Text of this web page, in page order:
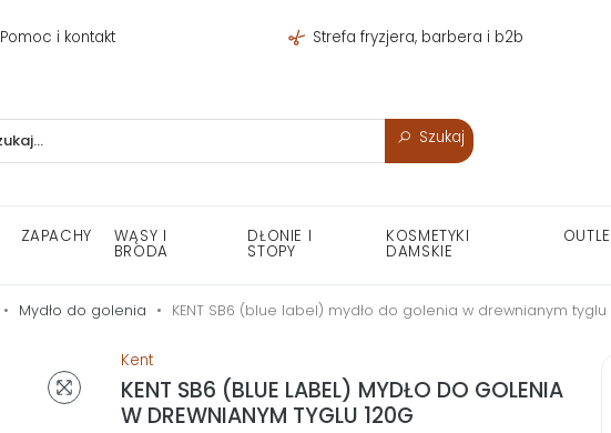
Pomoc i kontakt Strefa fryzjera, barbera i b2b
Szukaj
ZAPACHY WĄSY I
BRODA
DŁONIE I
STOPY
KOSMETYKI
DAMSKIE
Mydło do golenia KENT SB6 (blue label) mydło do golenia w drewnianym tyglu
Kent
KENT SB6 (BLUE LABEL) MYDŁO DO GOLENIA
W DREWNIANYM TYGLU 120G